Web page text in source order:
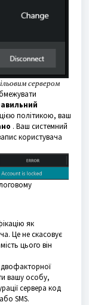
сервером
цією політикою, ваш
. Ваш системний
користувача
як
Це не скасовує
цього він
двофакторної
вашу особу,
сервера код
SMS.